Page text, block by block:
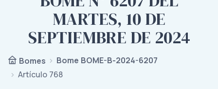
MARTES, 10 DE
SEPTIEMBRE DE 2024
Bomes
Bome BOME-B-2024-6207
Artículo 768